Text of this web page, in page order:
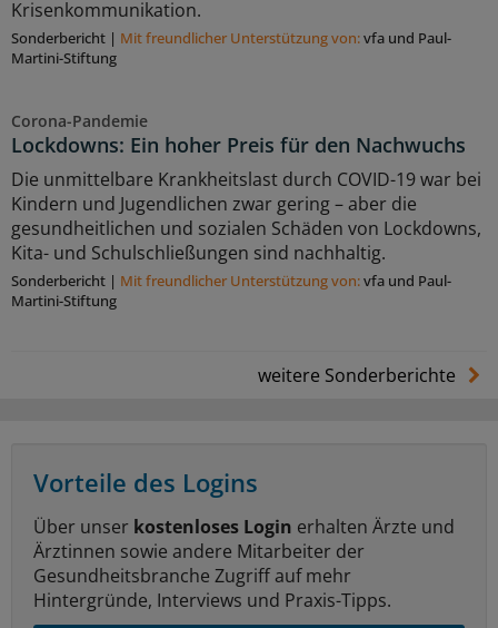
Krisenkommunikation.
Sonderbericht | Mit freundlicher Unterstützung von:vfa und Paul-
Martini-Stiftung
Corona-Pandemie
Lockdowns: Ein hoher Preis für den Nachwuchs
Die unmittelbare Krankheitslast durch COVID-19 war bei
Kindern und Jugendlichen zwar gering – aber die
gesundheitlichen und sozialen Schäden von Lockdowns,
Kita- und Schulschließungen sind nachhaltig.
Sonderbericht | Mit freundlicher Unterstützung von:vfa und Paul-
Martini-Stiftung
weitere Sonderberichte
Vorteile des Logins
Über unser kostenloses Login erhalten Ärzte und
Ärztinnen sowie andere Mitarbeiter der
Gesundheitsbranche Zugriff auf mehr
Hintergründe, Interviews und Praxis-Tipps.